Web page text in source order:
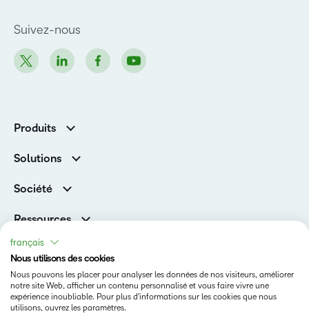
Suivez-nous
Produits
Services et assistance
Solutions
D2L pour les entreprises
De la maternelle à la 12e année
Organisations de formation
Société
Fil d’actualité
Prix et reconnaissances
Relations avec les investisseurs
Ressources
Versions de produits D2L
Communauté
Statut
Conditions d’utilisation
français
Nous utilisons des cookies
Nous pouvons les placer pour analyser les données de nos visiteurs, améliorer
notre site Web, afficher un contenu personnalisé et vous faire vivre une
expérience inoubliable. Pour plus d'informations sur les cookies que nous
utilisons, ouvrez les paramètres.